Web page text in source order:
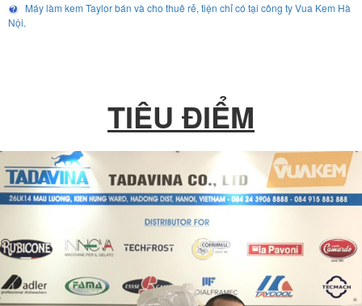
Máy làm kem Taylor bán và cho thuê rẻ, tiện chỉ có tại công ty Vua Kem Hà
Nội.
TIÊU ĐIỂM